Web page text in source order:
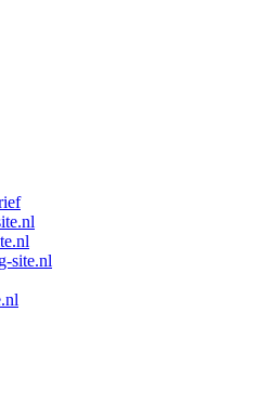
site.nl